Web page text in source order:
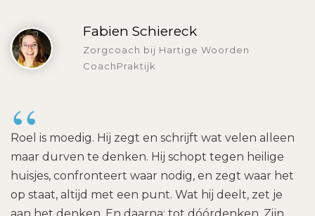
Fabien Schiereck
Zorgcoach bij Hartige Woorden
CoachPraktijk
“
Roel is moedig. Hij zegt en schrijft wat velen alleen
maar durven te denken. Hij schopt tegen heilige
huisjes, confronteert waar nodig, en zegt waar het
op staat, altijd met een punt. Wat hij deelt, zet je
aan het denken. En daarna: tot dóórdenken. Zijn